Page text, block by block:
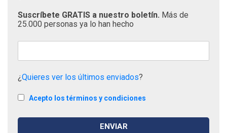
Suscríbete GRATIS a nuestro boletín. Más de
25.000 personas ya lo han hecho
¿Quieres ver los últimos enviados?
Acepto los términos y condiciones